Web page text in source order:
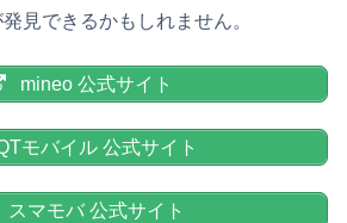
見できるかもしれません。
mineo 公式サイト
モバイル 公式サイト
スマモバ 公式サイト